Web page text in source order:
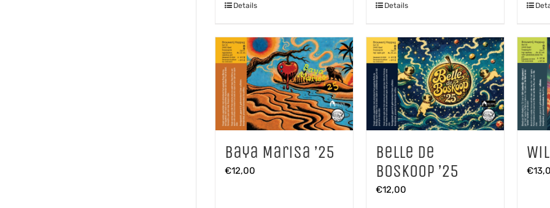
Details Details
Baya Marisa ’25
€12,00
Belle de
Boskoop ’25
€12,00
€